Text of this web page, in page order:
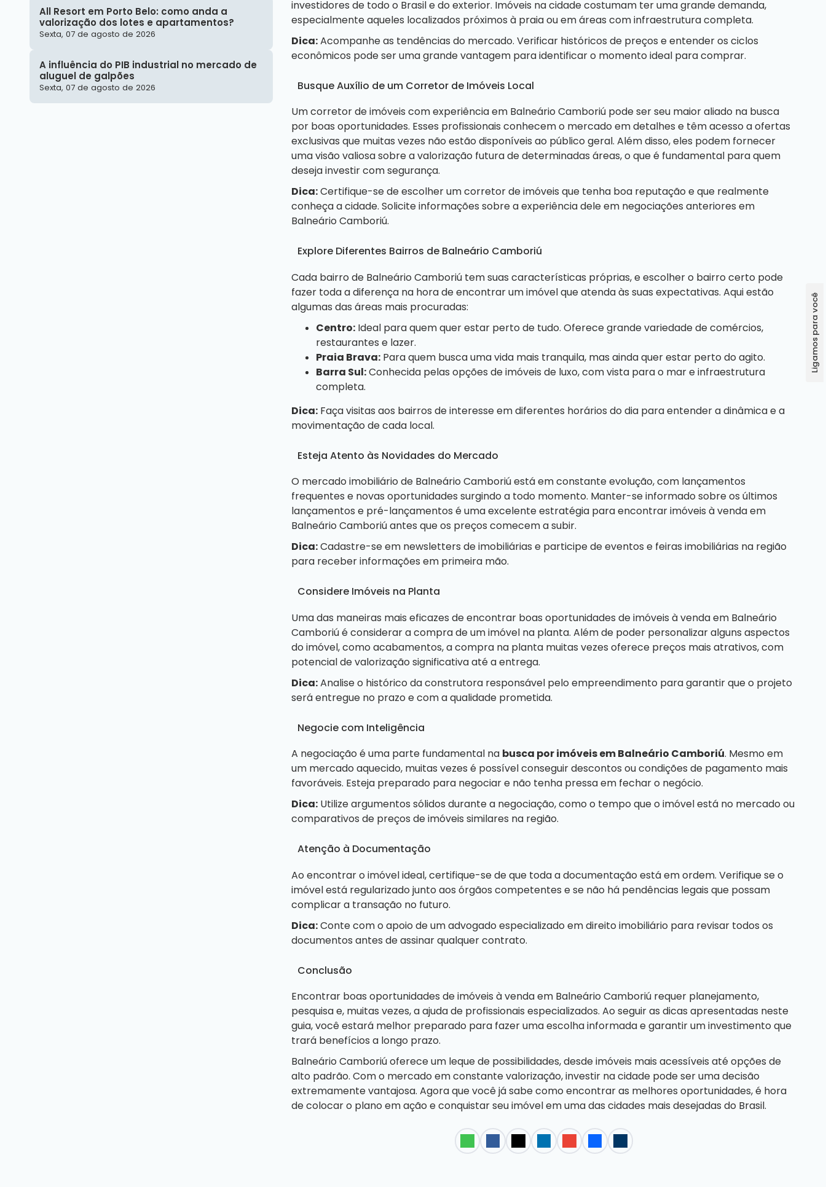
All Resort em Porto Belo: como anda a
valorização dos lotes e apartamentos?
Sexta, 07 de agosto de 2026
A influência do PIB industrial no mercado de
aluguel de galpões
Sexta, 07 de agosto de 2026
investidores de todo o Brasil e do exterior. Imóveis na cidade costumam ter uma grande demanda,
especialmente aqueles localizados próximos à praia ou em áreas com infraestrutura completa.
Dica:Acompanhe as tendências do mercado. Verificar históricos de preços e entender os ciclos
econômicos pode ser uma grande vantagem para identificar o momento ideal para comprar.
Busque Auxílio de um Corretor de Imóveis Local
Um corretor de imóveis com experiência em Balneário Camboriú pode ser seu maior aliado na busca
por boas oportunidades. Esses profissionais conhecem o mercado em detalhes e têm acesso a ofertas
exclusivas que muitas vezes não estão disponíveis ao público geral. Além disso, eles podem fornecer
uma visão valiosa sobre a valorização futura de determinadas áreas, o que é fundamental para quem
deseja investir com segurança.
Dica:Certifique-se de escolher um corretor de imóveis que tenha boa reputação e que realmente
conheça a cidade. Solicite informações sobre a experiência dele em negociações anteriores em
Balneário Camboriú.
Explore Diferentes Bairros de Balneário Camboriú
Cada bairro de Balneário Camboriú tem suas características próprias, e escolher o bairro certo pode
fazer toda a diferença na hora de encontrar um imóvel que atenda às suas expectativas. Aqui estão
algumas das áreas mais procuradas:
Centro: Ideal para quem quer estar perto de tudo. Oferece grande variedade de comércios,
restaurantes e lazer.
Praia Brava: Para quem busca uma vida mais tranquila, mas ainda quer estar perto do agito.
Barra Sul:Conhecida pelas opções de imóveis de luxo, com vista para o mar e infraestrutura
completa.
Dica: Faça visitas aos bairros de interesse em diferentes horários do dia para entender a dinâmica e a
movimentação de cada local.
Esteja Atento às Novidades do Mercado
O mercado imobiliário de Balneário Camboriú está em constante evolução, com lançamentos
frequentes e novas oportunidades surgindo a todo momento. Manter-se informado sobre os últimos
lançamentos e pré-lançamentos é uma excelente estratégia para encontrar imóveis à venda em
Balneário Camboriú antes que os preços comecem a subir.
Dica:Cadastre-se em newsletters de imobiliárias e participe de eventos e feiras imobiliárias na região
para receber informações em primeira mão.
Considere Imóveis na Planta
Uma das maneiras mais eficazes de encontrar boas oportunidades de imóveis à venda em Balneário
Camboriú é considerar a compra de um imóvel na planta. Além de poder personalizar alguns aspectos
do imóvel, como acabamentos, a compra na planta muitas vezes oferece preços mais atrativos, com
potencial de valorização significativa até a entrega.
Dica:Analise o histórico da construtora responsável pelo empreendimento para garantir que o projeto
será entregue no prazo e com a qualidade prometida.
Negocie com Inteligência
A negociação é uma parte fundamental na busca por imóveis em Balneário Camboriú. Mesmo em
um mercado aquecido, muitas vezes é possível conseguir descontos ou condições de pagamento mais
favoráveis. Esteja preparado para negociar e não tenha pressa em fechar o negócio.
Dica: Utilize argumentos sólidos durante a negociação, como o tempo que o imóvel está no mercado ou
comparativos de preços de imóveis similares na região.
Atenção à Documentação
Ao encontrar o imóvel ideal, certifique-se de que toda a documentação está em ordem. Verifique se o
imóvel está regularizado junto aos órgãos competentes e se não há pendências legais que possam
complicar a transação no futuro.
Dica:Conte com o apoio de um advogado especializado em direito imobiliário para revisar todos os
documentos antes de assinar qualquer contrato.
Conclusão
Encontrar boas oportunidades de imóveis à venda em Balneário Camboriú requer planejamento,
pesquisa e, muitas vezes, a ajuda de profissionais especializados. Ao seguir as dicas apresentadas neste
guia, você estará melhor preparado para fazer uma escolha informada e garantir um investimento que
trará benefícios a longo prazo.
Balneário Camboriú oferece um leque de possibilidades, desde imóveis mais acessíveis até opções de
alto padrão. Com o mercado em constante valorização, investir na cidade pode ser uma decisão
extremamente vantajosa. Agora que você já sabe como encontrar as melhores oportunidades, é hora
de colocar o plano em ação e conquistar seu imóvel em uma das cidades mais desejadas do Brasil.